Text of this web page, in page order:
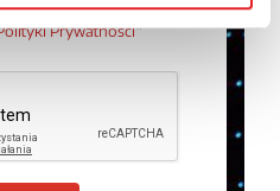
Prywatności*